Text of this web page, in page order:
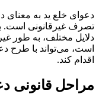
دعوای خلع ید به معنای
تصرف غیرقانونی است.
دلایل مختلف، به طور
است، می‌تواند با طرح
اقدام کند.
مراحل قانونی